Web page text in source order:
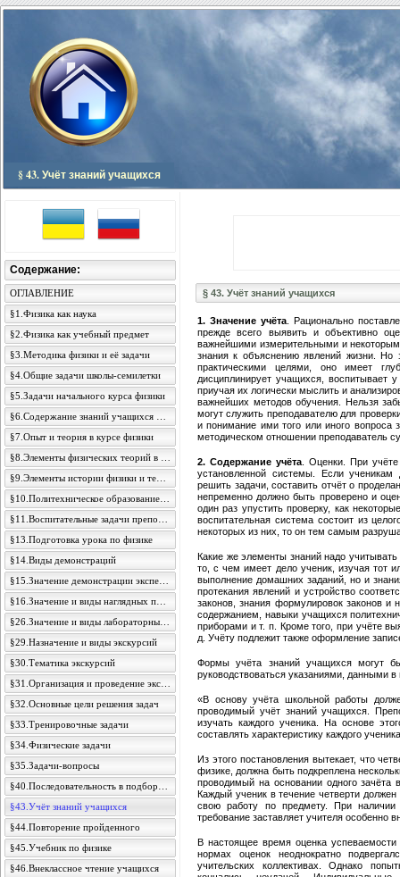
§ 43. Учёт знаний учащихся
§ 43. Учёт знаний учащихся
1. Значение учёта . Рационально
прежде всего выявить и объективно
важнейшими измерительными и
знания к объяснению явлений жизни. Но
практическими целями, оно имеет
дисциплинирует учащихся, воспитывает
приучая их логически мыслить и
важнейших методов обучения. Нельзя
могут служить преподавателю для
и понимание ими того или иного вопроса
методическом отношении преподаватель
2. Содержание учёта . Оценки. При
установленной системы. Если ученикам
решить задачи, составить отчёт о
непременно должно быть проверено и
один раз упустить проверку, как
воспитательная система состоит из
некоторых из них, то он тем самым
Какие же элементы знаний надо
то, с чем имеет дело ученик, изучая тот
выполнение домашних заданий, но и
протекания явлений и устройство
законов, знания формулировок законов
содержанием, навыки учащихся
приборами и т. п. Кроме того, при учёте
д. Учёту подлежит также оформление
Формы учёта знаний учащихся могут
руководствоваться указаниями, данными
«В основу учёта школьной работы
проводимый учёт знаний учащихся.
изучать каждого ученика. На основе
составлять характеристику каждого
Из этого постановления вытекает, что
физике, должна быть подкреплена
проводимый на основании одного
Каждый ученик в течение четверти
свою работу по предмету. При наличии
требование заставляет учителя особенно
В настоящее время оценка
нормах оценок неоднократно
учительских коллективах. Однако
Содержание:
ОГЛАВЛЕНИЕ
§1.Физика как наука
§2.Физика как учебный предмет
§3.Методика физики и её задачи
§4.Общие задачи школы-семилетки
§5.Задачи начального курса физики
§7.Опыт и теория в курсе физики
§13.Подготовка урока по физике
§14.Виды демонстраций
§29.Назначение и виды экскурсий
§30.Тематика экскурсий
§32.Основные цели решения задач
§33.Тренировочные задачи
§34.Физические задачи
§35.Задачи-вопросы
§43.Учёт знаний учащихся
§44.Повторение пройденного
§45.Учебник по физике
§46.Внеклассное чтение учащихся